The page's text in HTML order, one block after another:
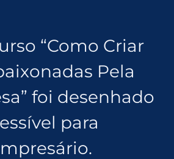
“Como Criar
Pela
foi desenhado
para